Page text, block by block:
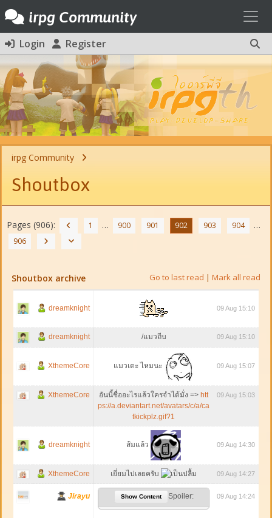
irpg Community
Login Register
irpg Community
Shoutbox
Pages (906): 1 … 900 901 902 903 904 …
906
Shoutbox archive Go to last read | Mark all read
dreamknight 09 Aug 15:10
dreamknight /แมวถีบ 09 Aug 15:10
XthemeCore แมวเตะ ไหมนะ 09 Aug 15:07
XthemeCore อันนี้ชื่ออะไรแล้วใครจำได้มั่ง => htt
ps://a.deviantart.net/avatars/c/a/ca
tkickplz.gif?1
09 Aug 15:03
dreamknight ส้มแล้ว 09 Aug 14:30
XthemeCore เยี่ยมไปเลยครับ 09 Aug 14:27
Jirayu Show Content Spoiler: 09 Aug 14:24